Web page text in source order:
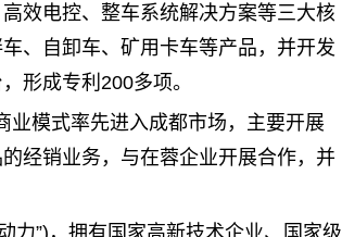
效电控、整车系统解决方案等三大核
、自卸车、矿用卡车等产品，并开发
形成专利200多项。
业模式率先进入成都市场，主要开展
经销业务，与在蓉企业开展合作，并
力”)，拥有国家高新技术企业、国家级